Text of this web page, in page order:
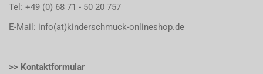
Tel: +49 (0) 68 71 - 50 20 757
E-Mail: info(at)kinderschmuck-onlineshop.de
>> Kontaktformular